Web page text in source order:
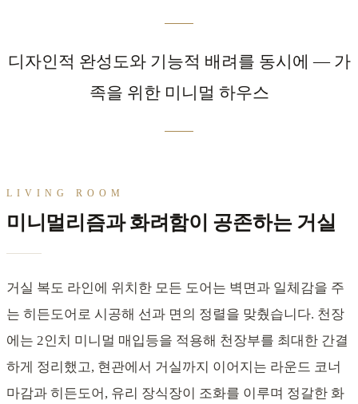
디자인적 완성도와 기능적 배려를 동시에 — 가
족을 위한 미니멀 하우스
LIVING ROOM
미니멀리즘과 화려함이 공존하는 거실
거실 복도 라인에 위치한 모든 도어는 벽면과 일체감을 주
는 히든도어로 시공해 선과 면의 정렬을 맞췄습니다. 천장
에는 2인치 미니멀 매입등을 적용해 천장부를 최대한 간결
하게 정리했고, 현관에서 거실까지 이어지는 라운드 코너
마감과 히든도어, 유리 장식장이 조화를 이루며 정갈한 화